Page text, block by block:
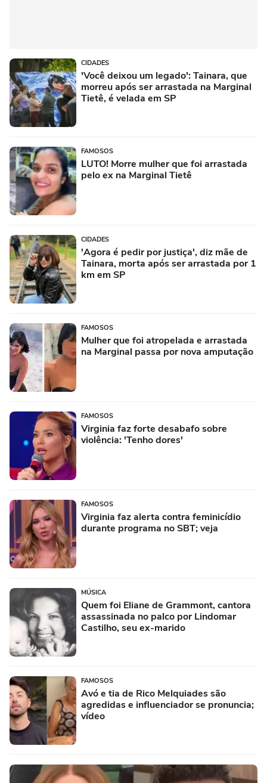
CIDADES
'Você deixou um legado': Tainara, que
morreu após ser arrastada na Marginal
Tietê, é velada em SP
FAMOSOS
LUTO! Morre mulher que foi arrastada
pelo ex na Marginal Tietê
CIDADES
'Agora é pedir por justiça', diz mãe de
Tainara, morta após ser arrastada por 1
km em SP
FAMOSOS
Mulher que foi atropelada e arrastada
na Marginal passa por nova amputação
FAMOSOS
Virginia faz forte desabafo sobre
violência: 'Tenho dores'
FAMOSOS
Virginia faz alerta contra feminicídio
durante programa no SBT; veja
MÚSICA
Quem foi Eliane de Grammont, cantora
assassinada no palco por Lindomar
Castilho, seu ex-marido
FAMOSOS
Avó e tia de Rico Melquiades são
agredidas e influenciador se pronuncia;
vídeo